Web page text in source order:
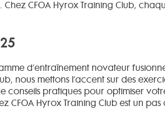
CFOA Hyrox Training Club,
d’entraînement novateur
nous mettons l’accent sur des
conseils pratiques pour optimiser
Hyrox Training Club est un pas